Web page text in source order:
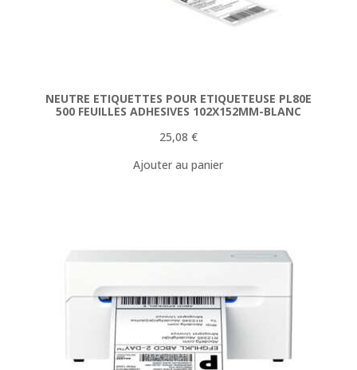
NEUTRE ETIQUETTES POUR ETIQUETEUSE PL80E
500 FEUILLES ADHESIVES 102X152MM-BLANC
25,08 €
Ajouter au panier